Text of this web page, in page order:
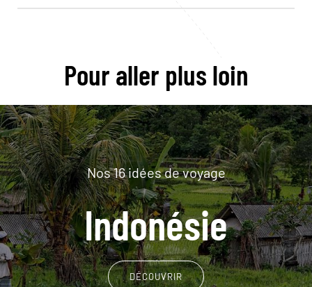
Pour aller plus loin
Nos 16 idées de voyage
Indonésie
DÉCOUVRIR